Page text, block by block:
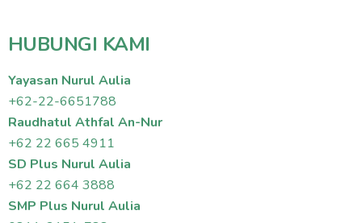
HUBUNGI KAMI
Yayasan Nurul Aulia
+62-22-6651788
Raudhatul Athfal An-Nur
+62 22 665 4911
SD Plus Nurul Aulia
+62 22 664 3888
SMP Plus Nurul Aulia